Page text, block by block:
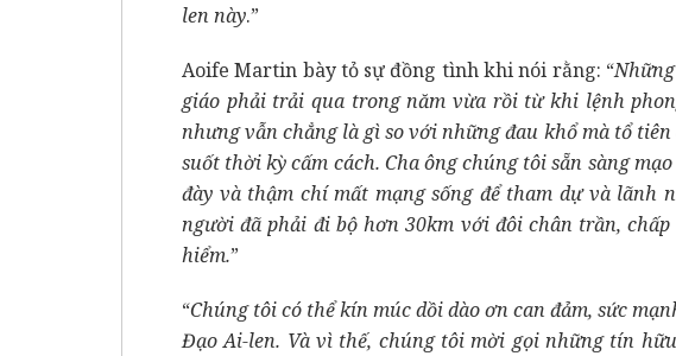
len này.”
Aoife Martin bày tỏ sự đồng tình khi nói rằng: “
giáo phải trải qua trong năm vừa rồi từ khi lệnh
nhưng vẫn chẳng là gì so với những đau khổ mà tổ
suốt thời kỳ cấm cách. Cha ông chúng tôi sẵn sàng
đày và thậm chí mất mạng sống để tham dự và lãnh
người đã phải đi bộ hơn 30km với đôi chân trần,
hiểm.”
“Chúng tôi có thể kín múc dồi dào ơn can đảm, sức
Đạo Ai-len. Và vì thế, chúng tôi mời gọi những tín